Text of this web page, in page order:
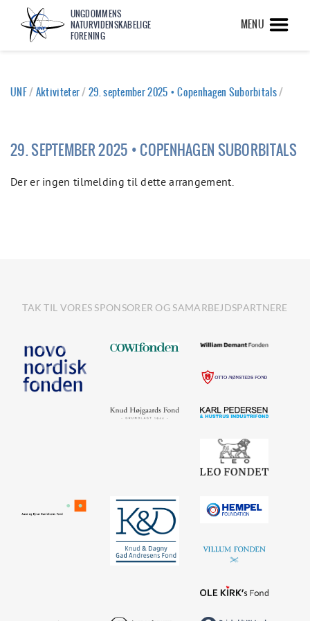
UNGDOMMENS
NATURVIDENSKABELIGE
FORENING
MENU
UNF/Aktiviteter/29. september 2025 • Copenhagen Suborbitals/
29. SEPTEMBER 2025 • COPENHAGEN SUBORBITALS
Der er ingen tilmelding til dette arrangement.
TAK TIL VORES SPONSORER OG SAMARBEJDSPARTNERE